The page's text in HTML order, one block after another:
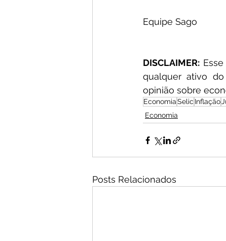
Equipe Sago
DISCLAIMER:
qualquer ativo
opinião sobre
EconomiaSelic Inflação
Economia
Posts Relacionados